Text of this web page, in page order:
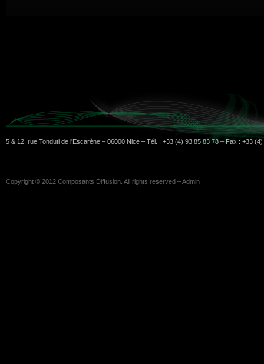
5 & 12, rue Tonduti de l'Escarène – 06000 Nice – Tél. : +33 (4) 93 85 83 78 – Fax : +33
Copyright © 2012 Composants Diffusion . All rights reserved –Admin